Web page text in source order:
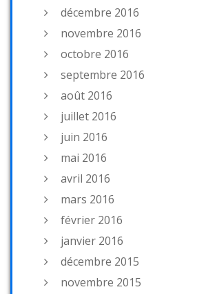
décembre 2016
novembre 2016
octobre 2016
septembre 2016
août 2016
juillet 2016
juin 2016
mai 2016
avril 2016
mars 2016
février 2016
janvier 2016
décembre 2015
novembre 2015